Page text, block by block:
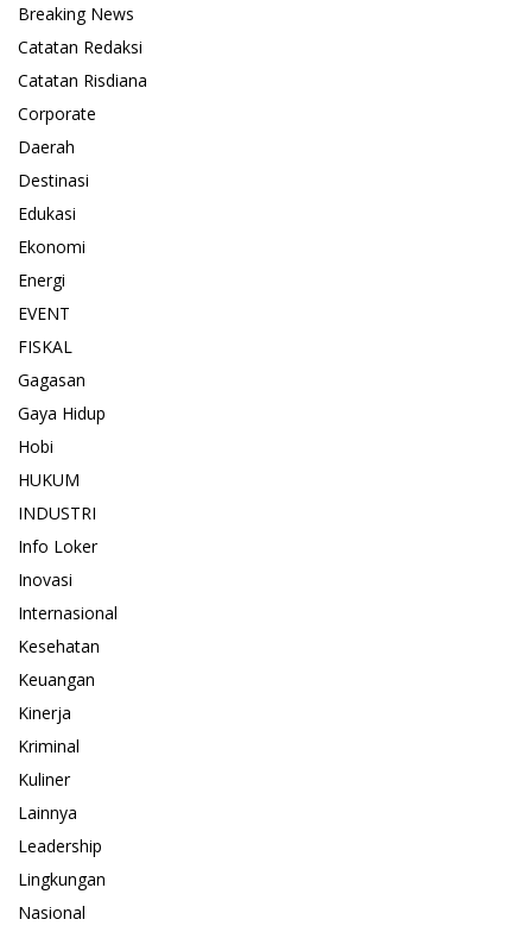
Breaking News
Catatan Redaksi
Catatan Risdiana
Corporate
Daerah
Destinasi
Edukasi
Ekonomi
Energi
EVENT
FISKAL
Gagasan
Gaya Hidup
Hobi
HUKUM
INDUSTRI
Info Loker
Inovasi
Internasional
Kesehatan
Keuangan
Kinerja
Kriminal
Kuliner
Lainnya
Leadership
Lingkungan
Nasional